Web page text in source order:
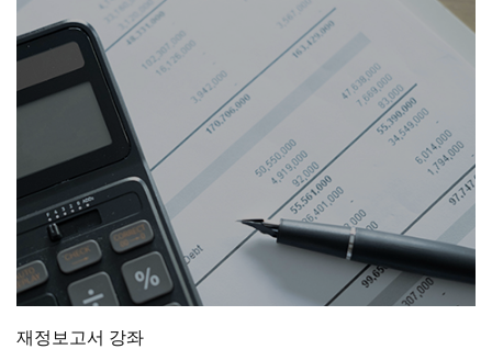
재정보고서 강좌